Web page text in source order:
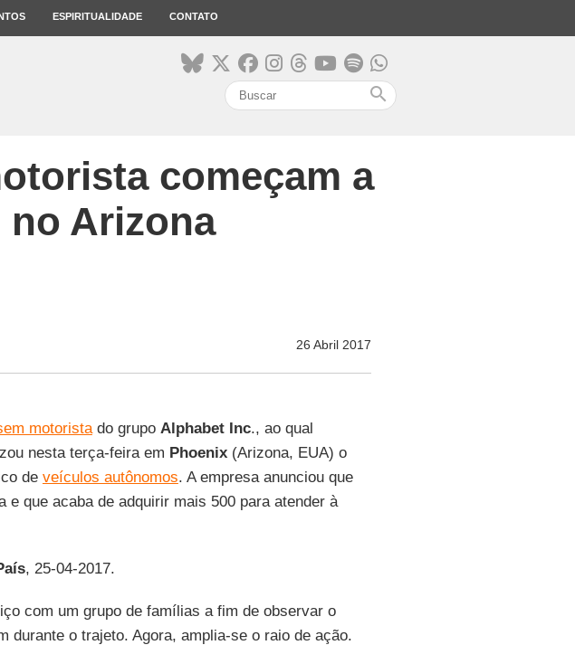
ESPIRITUALIDADE CONTATO
search
começam a
Arizona
26 Abril 2017
motoristado grupo Alphabet Inc., ao qual
nesta terça-feira em Phoenix(Arizona, EUA) o
de veículos autônomos. A empresa anunciou que
que acaba de adquirir mais 500 para atender à
, 25-04-2017.
com um grupo de famílias a fim de observar o
durante o trajeto. Agora, amplia-se o raio de ação.